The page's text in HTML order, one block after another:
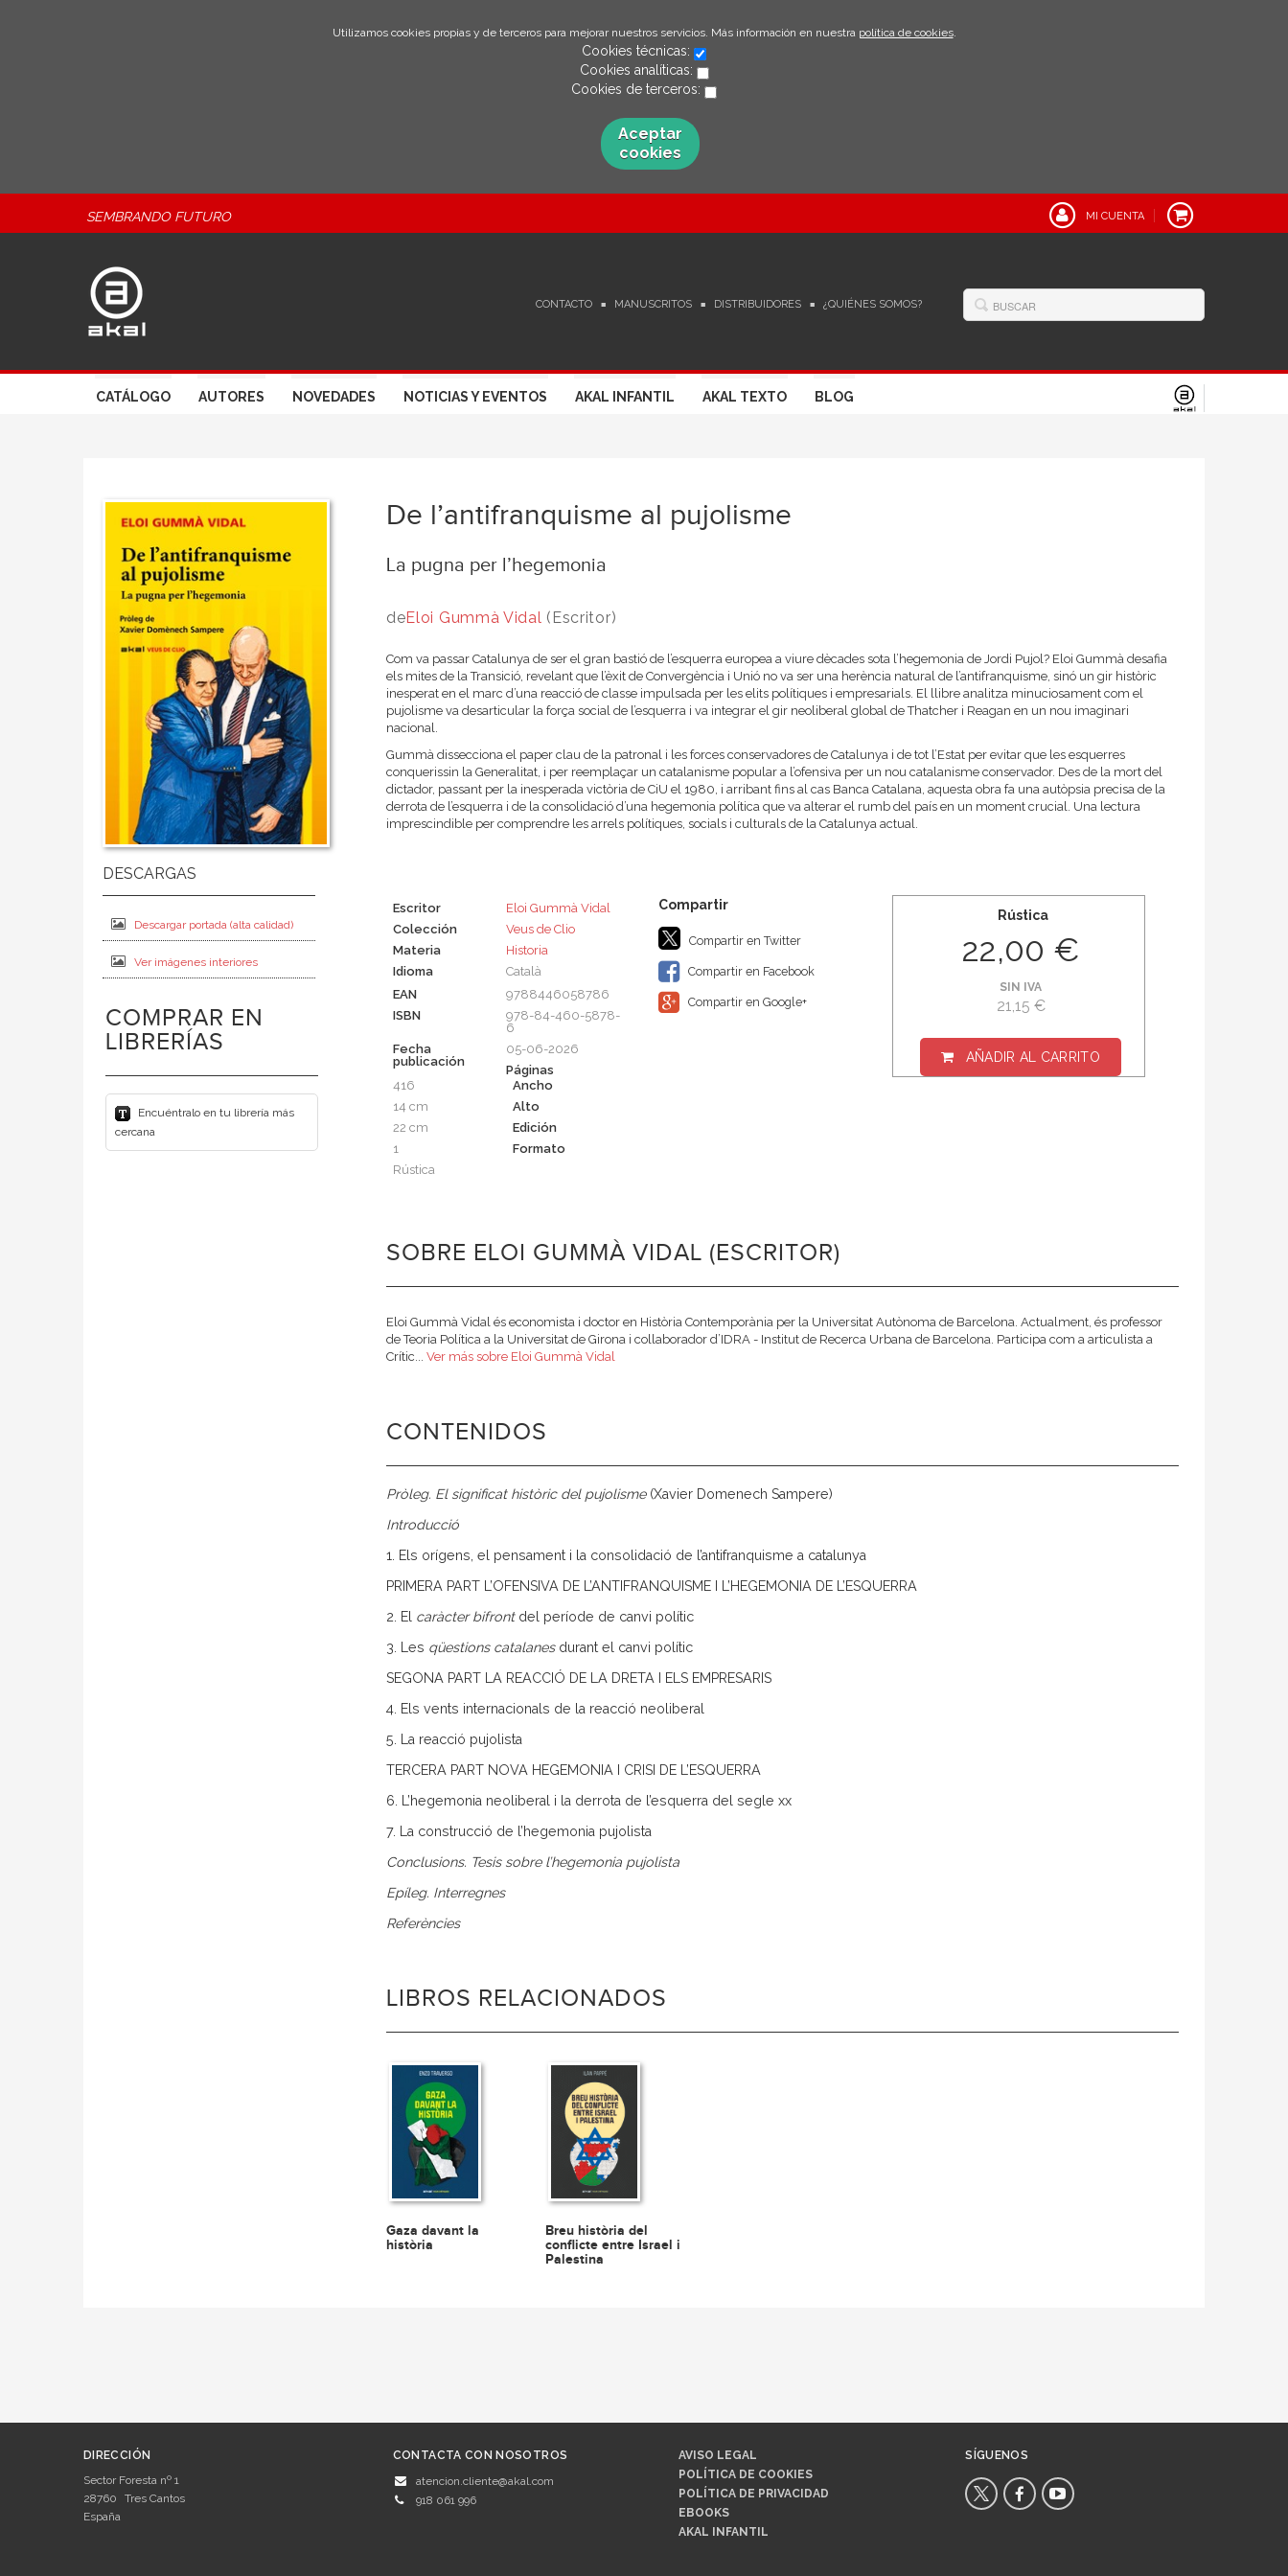
Utilizamos cookies propias y de terceros para mejorar nuestros servicios. Más información en nuestra política de cookies.
Cookies técnicas:
Cookies analíticas:
Cookies de terceros:
Aceptar
cookies
SEMBRANDO FUTURO MI CUENTA
CONTACTO MANUSCRITOS DISTRIBUIDORES ¿QUIÉNES SOMOS?
CATÁLOGO AUTORES NOVEDADES NOTICIAS Y EVENTOS AKAL INFANTIL AKAL TEXTO BLOG
Descargar portada (alta calidad)
Ver imágenes interiores
COMPRAR EN
LIBRERÍAS
Encuéntralo en tu librería más
cercana
De l’antifranquisme al pujolisme
La pugna per l’hegemonia
de​Eloi Gummà Vidal (Escritor)
Com va passar Catalunya de ser el gran bastió de l’esquerra europea a viure dècades sota l’hegemonia de Jordi Pujol? Eloi Gummà desafia
els mites de la Transició, revelant que l’èxit de Convergència i Unió no va ser una herència natural de l’antifranquisme, sinó un gir històric
inesperat en el marc d’una reacció de classe impulsada per les elits polítiques i empresarials. El llibre analitza minuciosament com el
pujolisme va desarticular la força social de l’esquerra i va integrar el gir neoliberal global de Thatcher i Reagan en un nou imaginari
nacional.
Gummà dissecciona el paper clau de la patronal i les forces conservadores de Catalunya i de tot l’Estat per evitar que les esquerres
conquerissin la Generalitat, i per reemplaçar un catalanisme popular a l’ofensiva per un nou catalanisme conservador. Des de la mort del
dictador, passant per la inesperada victòria de CiU el 1980, i arribant fins al cas Banca Catalana, aquesta obra fa una autòpsia precisa de la
derrota de l’esquerra i de la consolidació d’una hegemonia política que va alterar el rumb del país en un moment crucial. Una lectura
imprescindible per comprendre les arrels polítiques, socials i culturals de la Catalunya actual.
Escritor
​Eloi Gummà Vidal
Colección
Veus de Clio
Materia
Historia
Idioma
Català
EAN
9788446058786
ISBN
978-84-460-5878-
6
Fecha
publicación
05-06-2026
Páginas
416
Ancho
14 cm
Alto
22 cm
Edición
1
Formato
Rústica
Compartir en Twitter
Compartir en Facebook
Compartir en Google+
Rústica
22,00 €
SIN IVA
21,15 €
AÑADIR AL CARRITO
SOBRE ​ELOI GUMMÀ VIDAL (ESCRITOR)
Eloi Gummà Vidal és economista i doctor en Història Contemporània per la Universitat Autònoma de Barcelona. Actualment, és professor
de Teoria Política a la Universitat de Girona i collaborador d’IDRA - Institut de Recerca Urbana de Barcelona. Participa com a articulista a
Crític... Ver más sobre ​Eloi Gummà Vidal
CONTENIDOS
Pròleg. El significat històric del pujolisme (Xavier Domenech Sampere)
Introducció
1. Els orígens, el pensament i la consolidació de l’antifranquisme a catalunya
PRIMERA PART L’OFENSIVA DE L’ANTIFRANQUISME I L’HEGEMONIA DE L’ESQUERRA
2. El caràcter bifront del període de canvi polític
3. Les qüestions catalanes durant el canvi polític
SEGONA PART LA REACCIÓ DE LA DRETA I ELS EMPRESARIS
4. Els vents internacionals de la reacció neoliberal
5. La reacció pujolista
TERCERA PART NOVA HEGEMONIA I CRISI DE L’ESQUERRA
6. L’hegemonia neoliberal i la derrota de l’esquerra del segle xx
7. La construcció de l’hegemonia pujolista
Conclusions. Tesis sobre l’hegemonia pujolista
Epíleg. Interregnes
Referències
LIBROS RELACIONADOS
Gaza davant la
història
Breu història del
conflicte entre Israel i
Palestina
DIRECCIÓN
Sector Foresta nº 1
28760
Tres Cantos
España
CONTACTA CON NOSOTROS
atencion.cliente@akal.com
918 061 996
AVISO LEGAL
POLÍTICA DE COOKIES
POLÍTICA DE PRIVACIDAD
EBOOKS
AKAL INFANTIL
SÍGUENOS